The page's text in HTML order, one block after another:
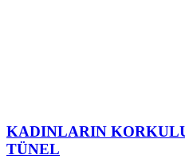
KADINLARIN
TÜNEL